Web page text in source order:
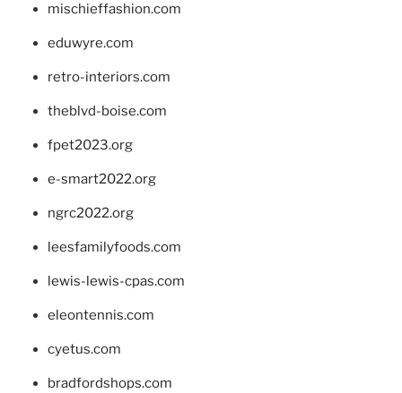
mischieffashion.com
eduwyre.com
retro-interiors.com
theblvd-boise.com
fpet2023.org
e-smart2022.org
ngrc2022.org
leesfamilyfoods.com
lewis-lewis-cpas.com
eleontennis.com
cyetus.com
bradfordshops.com